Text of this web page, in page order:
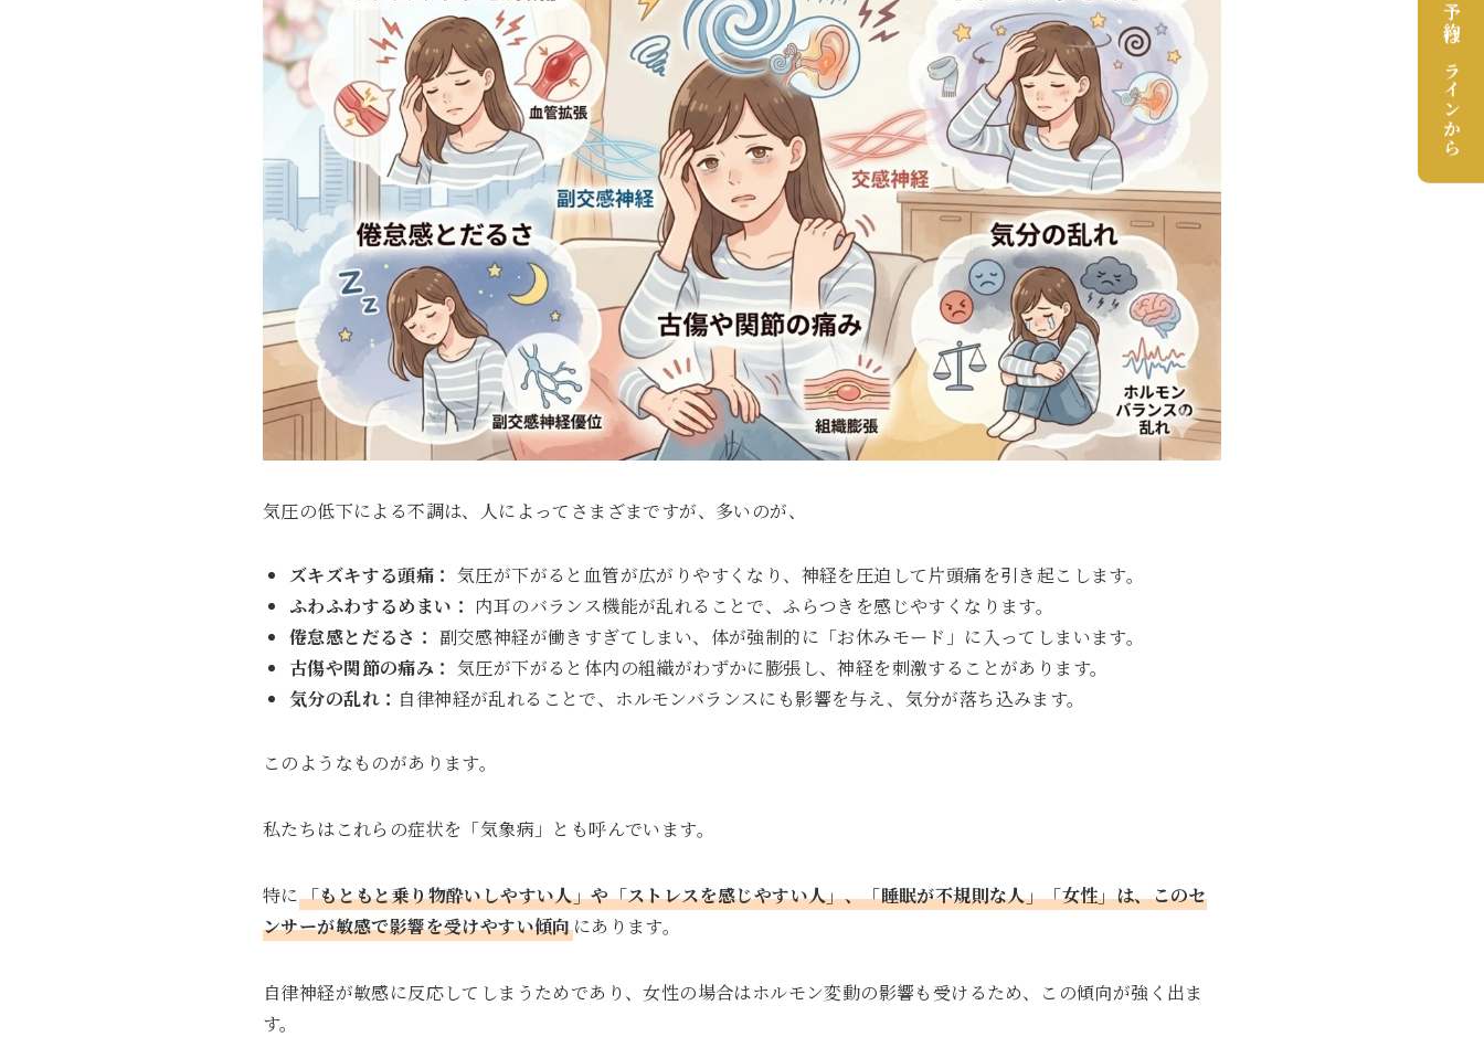
気圧の低下による不調は、人によってさまざまですが、多いのが、
ズキズキする頭痛： 気圧が下がると血管が広がりやすくなり、神経を圧迫して片頭痛を引き起こします。
ふわふわするめまい： 内耳のバランス機能が乱れることで、ふらつきを感じやすくなります。
倦怠感とだるさ： 副交感神経が働きすぎてしまい、体が強制的に「お休みモード」に入ってしまいます。
古傷や関節の痛み： 気圧が下がると体内の組織がわずかに膨張し、神経を刺激することがあります。
気分の乱れ： 自律神経が乱れることで、ホルモンバランスにも影響を与え、気分が落ち込みます。
このようなものがあります。
私たちはこれらの症状を「気象病」とも呼んでいます。
特に「もともと乗り物酔いしやすい人」や「ストレスを感じやすい人」、「睡眠が不規則な人」「女性」は、このセ
ンサーが敏感で影響を受けやすい傾向にあります。
自律神経が敏感に反応してしまうためであり、女性の場合はホルモン変動の影響も受けるため、この傾向が強く出ま
す。
予約はラインから